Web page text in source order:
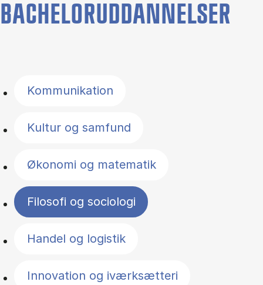
BACHELORUDDANNELSER
Kommunikation
Kultur og samfund
Økonomi og matematik
Filosofi og sociologi
Handel og logistik
Innovation og iværksætteri